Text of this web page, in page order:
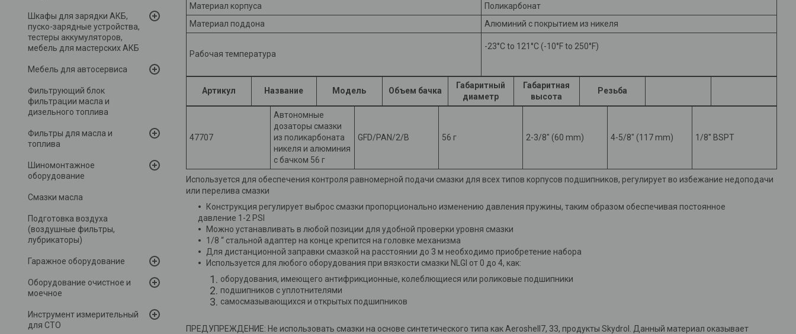
Шкафы для зарядки АКБ,
пуско-зарядные устройства,
тестеры аккумуляторов,
мебель для мастерских АКБ
Мебель для автосервиса
Фильтрующий блок
фильтрации масла и
дизельного топлива
Фильтры для масла и
топлива
Шиномонтажное
оборудование
Смазки масла
Подготовка воздуха
(воздушные фильтры,
лубрикаторы)
Гаражное оборудование
Оборудование очистное и
моечное
Инструмент измерительный
для СТО
Материал корпуса
Поликарбонат
Материал поддона
Алюминий с покрытием из никеля
Рабочая температура
-23°C to 121°C (-10°F to 250°F)
Артикул Название Модель Объем бачка
Габаритный
диаметр
Габаритная
высота
Резьба
47707
Автономные
дозаторы смазки
из поликарбоната
никеля и алюминия
с бачком 56 г
GFD/PAN/2/B 56 г 2-3/8" (60 mm) 4-5/8" (117 mm) 1/8'' BSPT
Используется для обеспечения контроля равномерной подачи смазки для всех типов корпусов подшипников, регулирует во избежание недоподачи
или перелива смазки
Конструкция регулирует выброс смазки пропорционально изменению давления пружины, таким образом обеспечивая постоянное
давление 1-2 PSI
Можно устанавливать в любой позиции для удобной проверки уровня смазки
1/8 “ стальной адаптер на конце крепится на головке механизма
Для дистанционной заправки смазкой на расстоянии до 3 м необходимо приобретение набора
Используется для любого оборудования при вязкости смазки NLGI от 0 до 4, как:
оборудования, имеющего антифрикционные, колеблющиеся или роликовые подшипники
подшипников с уплотнителями
самосмазывающихся и открытых подшипников
ПРЕДУПРЕЖДЕНИЕ: Не использовать смазки на основе синтетического типа как Aeroshell7, 33, продукты Skydrol. Данный материал оказывает